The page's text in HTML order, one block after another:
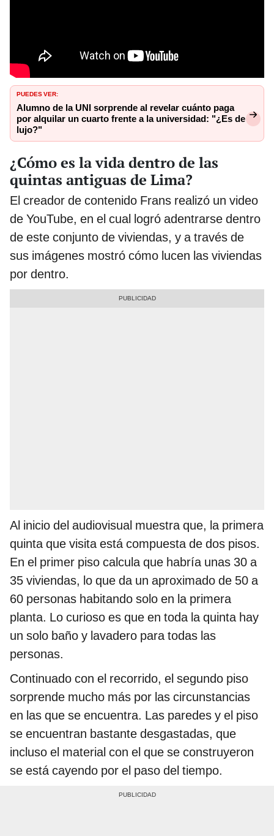
PUEDES VER:
Alumno de la UNI sorprende al revelar cuánto paga
por alquilar un cuarto frente a la universidad: "¿Es de
lujo?"
¿Cómo es la vida dentro de las
quintas antiguas de Lima?
El creador de contenido Frans realizó un video
de YouTube, en el cual logró adentrarse dentro
de este conjunto de viviendas, y a través de
sus imágenes mostró cómo lucen las viviendas
por dentro.
Al inicio del audiovisual muestra que, la primera
quinta que visita está compuesta de dos pisos.
En el primer piso calcula que habría unas 30 a
35 viviendas, lo que da un aproximado de 50 a
60 personas habitando solo en la primera
planta. Lo curioso es que en toda la quinta hay
un solo baño y lavadero para todas las
personas.
Continuado con el recorrido, el segundo piso
sorprende mucho más por las circunstancias
en las que se encuentra. Las paredes y el piso
se encuentran bastante desgastadas, que
incluso el material con el que se construyeron
se está cayendo por el paso del tiempo.